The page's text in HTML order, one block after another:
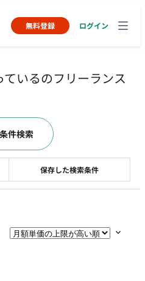
無料登録 ログイン
ているのフリーランス
保存した検索条件
条件検索